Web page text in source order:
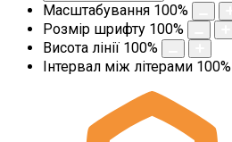
Масштабування 100%
Розмір шрифту 100%
Висота лінії 100%
Інтервал між літерами 100%